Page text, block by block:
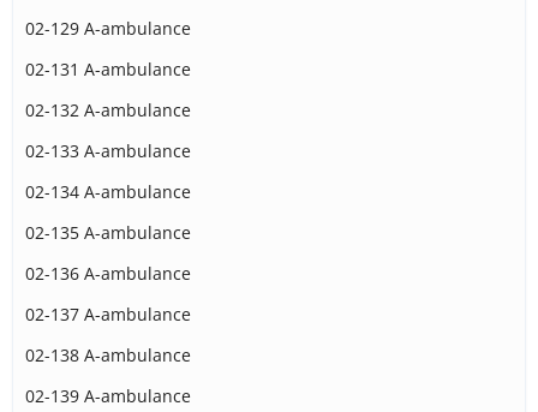
02-129 A-ambulance
02-131 A-ambulance
02-132 A-ambulance
02-133 A-ambulance
02-134 A-ambulance
02-135 A-ambulance
02-136 A-ambulance
02-137 A-ambulance
02-138 A-ambulance
02-139 A-ambulance